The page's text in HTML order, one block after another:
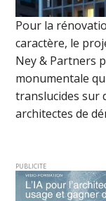
Pour la
caractère, le
Ney & Partners
monumentale
translucides sur
architectes de
PUBLICITE